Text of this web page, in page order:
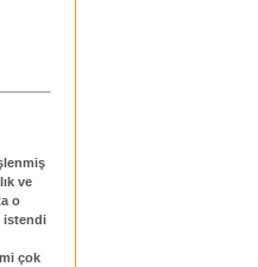
ve
o
istendi
çok